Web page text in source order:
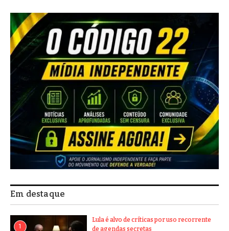
Em destaque
1
Lula é alvo de críticas por uso recorrente
de agendas secretas